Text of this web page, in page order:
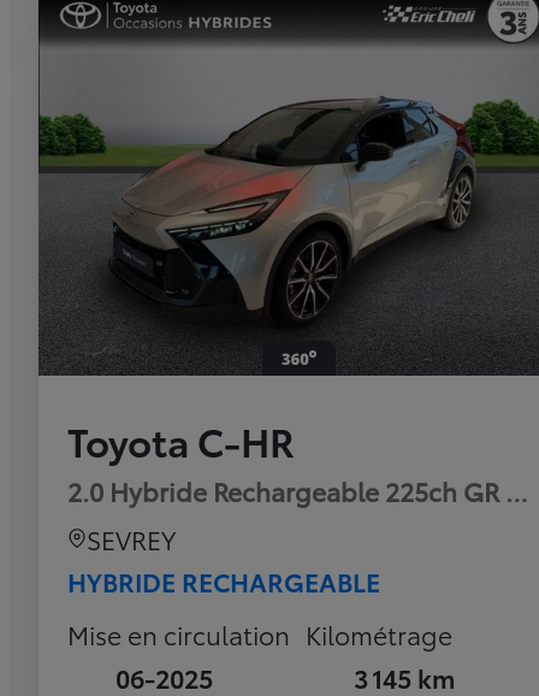
Toyota C-HR
2.0 Hybride Rechargeable 225ch GR
SEVREY
HYBRIDE RECHARGEABLE
Mise en circulation
06-2025
Kilométrage
3 145 km